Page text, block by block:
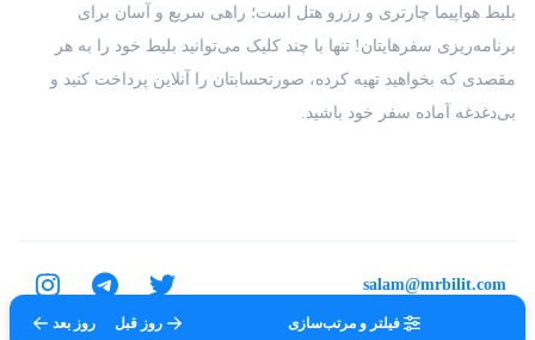
فیلتر و مرتب‌سازی روز قبل روز بعد
درباره ما
بلیط هواپیما چارتری و رزرو هتل است؛ راهی سریع و آسان برای
برنامه‌ریزی سفرهایتان! تنها با چند کلیک می‌توانید بلیط خود را به هر
مقصدی که بخواهید تهیه کرده، صورتحسابتان را آنلاین پرداخت کنید و
بی‌دغدغه آماده سفر خود باشید.
تمامی حقوق برای شرکت عتیق گشت اصفهان محفوظ است.
salam@mrbilit.com